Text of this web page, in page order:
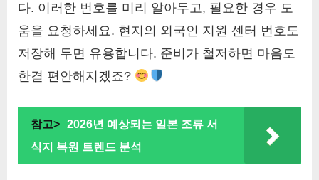
다. 이러한 번호를 미리 알아두고, 필요한 경우 도
움을 요청하세요. 현지의 외국인 지원 센터 번호도
저장해 두면 유용합니다. 준비가 철저하면 마음도
한결 편안해지겠죠?
참고> 2026년 예상되는 일본 조류 서
식지 복원 트렌드 분석